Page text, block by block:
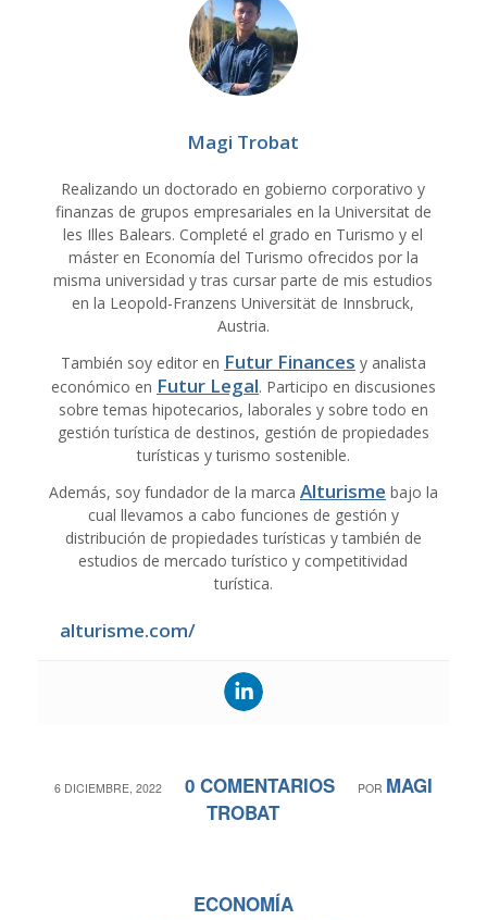
Magi Trobat
Realizando un doctorado en gobierno corporativo y
finanzas de grupos empresariales en la Universitat de
les Illes Balears. Completé el grado en Turismo y el
máster en Economía del Turismo ofrecidos por la
misma universidad y tras cursar parte de mis estudios
en la Leopold-Franzens Universität de Innsbruck,
Austria.
También soy editor en Futur Finances y analista
económico en Futur Legal. Participo en discusiones
sobre temas hipotecarios, laborales y sobre todo en
gestión turística de destinos, gestión de propiedades
turísticas y turismo sostenible.
Además, soy fundador de la marca Alturisme bajo la
cual llevamos a cabo funciones de gestión y
distribución de propiedades turísticas y también de
estudios de mercado turístico y competitividad
turística.
alturisme.com/
6 DICIEMBRE, 2022
/ 0 COMENTARIOS
/ POR MAGI
TROBAT
ECONOMÍA